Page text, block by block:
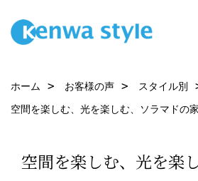
ホーム お客様の声 スタイル別
空間を楽しむ、光を楽しむ、ソラマドの
空間を楽しむ、光を楽